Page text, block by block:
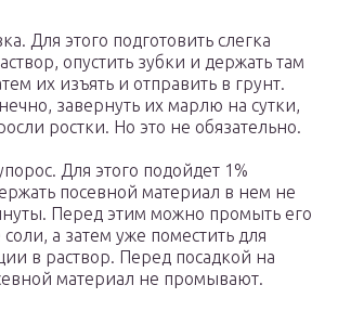
Для этого подготовить слегка
опустить зубки и держать там
их изъять и отправить в грунт.
завернуть их марлю на сутки,
ростки. Но это не обязательно.
Для этого подойдет 1%
посевной материал в нем не
Перед этим можно промыть его
соли, а затем уже поместить для
в раствор. Перед посадкой на
материал не промывают.